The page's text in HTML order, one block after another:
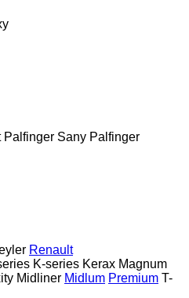
Palfinger Sany Palfinger
Renault
K-series Kerax Magnum
Midliner Midlum Premium T-